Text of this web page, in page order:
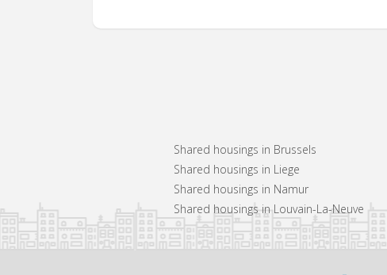
Shared housings in Brussels
Shared housings in Liege
Shared housings in Namur
Shared housings in Louvain-La-Neuve